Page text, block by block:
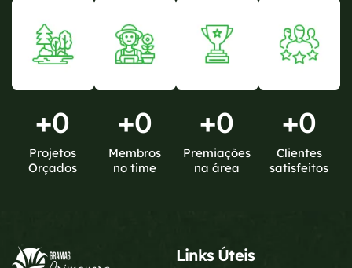
+0
Projetos
Orçados
+0
Membros
no time
+0
Premiações
na área
+0
Clientes
satisfeitos
Links Úteis